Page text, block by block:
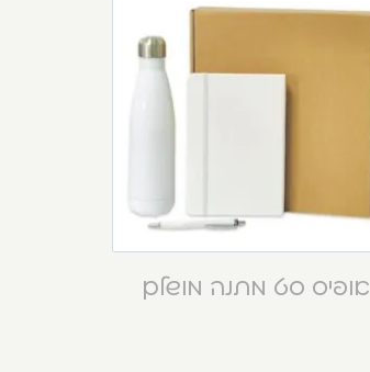
אופיס סט מתנה מושלם